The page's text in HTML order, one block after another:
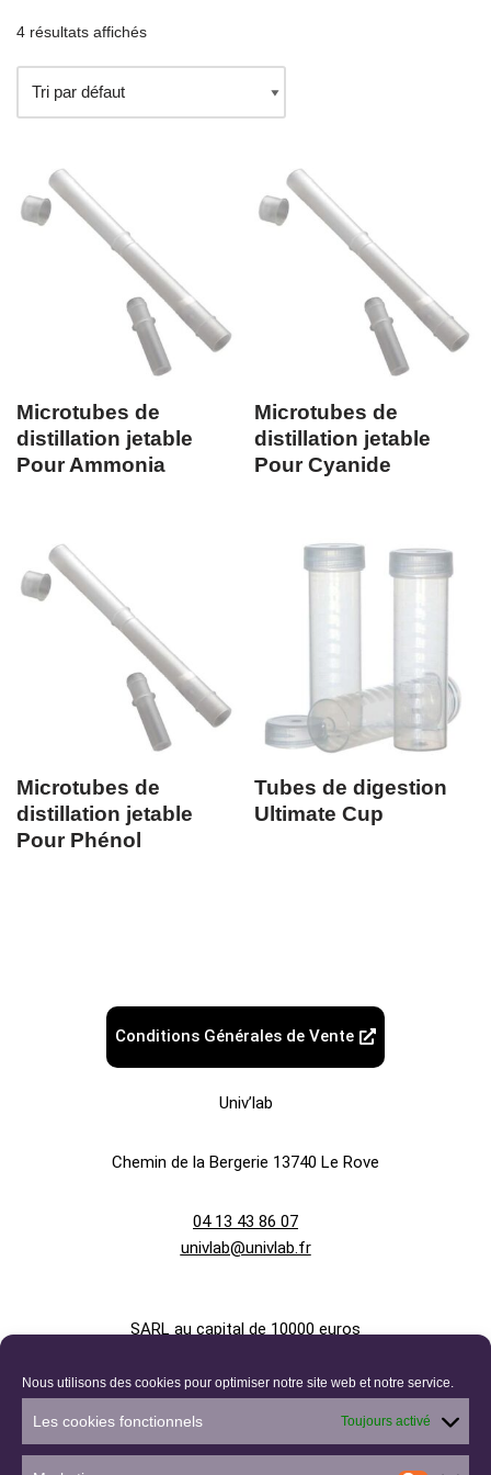
Nous utilisons des cookies pour optimiser notre site web et notre service.
Les cookies fonctionnels Toujours activé
4 résultats affichés
Microtubes de
distillation jetable
Pour Ammonia
Microtubes de
distillation jetable
Pour Cyanide
Microtubes de
distillation jetable
Pour Phénol
Tubes de digestion
Ultimate Cup
Conditions Générales de Vente
Univ’lab
Chemin de la Bergerie 13740 Le Rove
04 13 43 86 07
univlab@univlab.fr
SARL au capital de 10000 euros
880 336 524 R.C.S. AIX-EN-PROVENCE
Siret 880 336 524 00033